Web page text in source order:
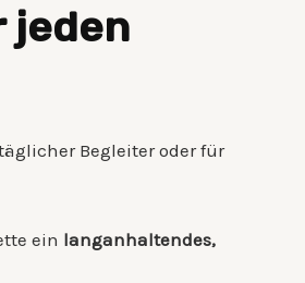
jeden
Begleiter oder für
ein langanhaltendes,